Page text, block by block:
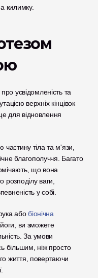
килимку.
усвідомленість та
верхніх кінцівок
для відновлення
тіла та м'язи,
благополуччя. Багато
що вона
розподілу ваги,
у собі.
рука або біонічна
йоги, ви зможете
За умови
більшим, ніж просто
життя, повертаючи